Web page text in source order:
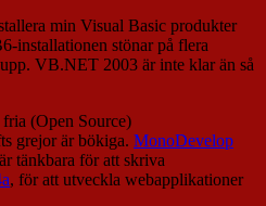
min Visual Basic produkter
stönar på flera
VB.NET 2003 är inte klar än så
(Open Source)
grejor är bökiga. MonoDevelop
tänkbara för att skriva
, för att utveckla webapplikationer